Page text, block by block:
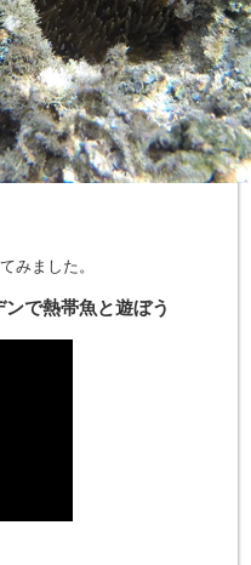
みました。
で熱帯魚と遊ぼう